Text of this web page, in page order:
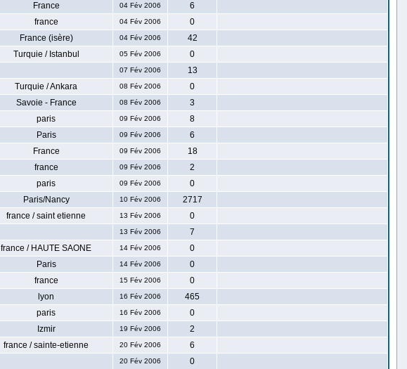
France 04 Fév 2006
6
france 04 Fév 2006
0
France (isère) 04 Fév 2006
42
Turquie / Istanbul 05 Fév 2006
0
07 Fév 2006
13
Turquie / Ankara 08 Fév 2006
0
Savoie - France 08 Fév 2006
3
paris 09 Fév 2006
8
Paris 09 Fév 2006
6
France 09 Fév 2006
18
france 09 Fév 2006
2
paris 09 Fév 2006
0
Paris/Nancy 10 Fév 2006
2717
france / saint etienne 13 Fév 2006
0
13 Fév 2006
7
france / HAUTE SAONE 14 Fév 2006
0
Paris 14 Fév 2006
0
france 15 Fév 2006
0
lyon 16 Fév 2006
465
paris 16 Fév 2006
0
Izmir 19 Fév 2006
2
france / sainte-etienne 20 Fév 2006
6
20 Fév 2006 0